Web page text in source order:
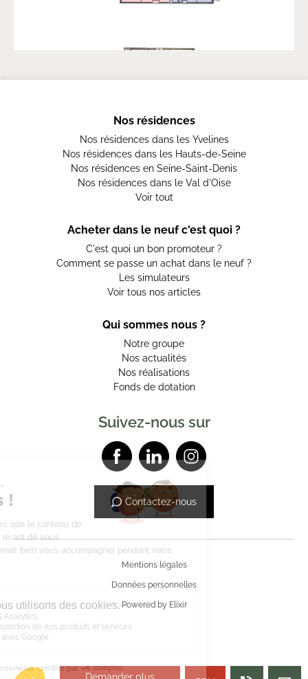
Nos résidences
Nos résidences dans les Yvelines
Nos résidences dans les Hauts-de-Seine
Nos résidences en Seine-Saint-Denis
Nos résidences dans le Val d'Oise
Voir tout
Acheter dans le neuf c'est quoi ?
C'est quoi un bon promoteur ?
Comment se passe un achat dans le neuf ?
Les simulateurs
Voir tous nos articles
Qui sommes nous ?
Notre groupe
Nos actualités
Nos réalisations
Fonds de dotation
Suivez-nous sur
Contactez-nous
Mentions légales
Données personnelles
Powered by Elixir